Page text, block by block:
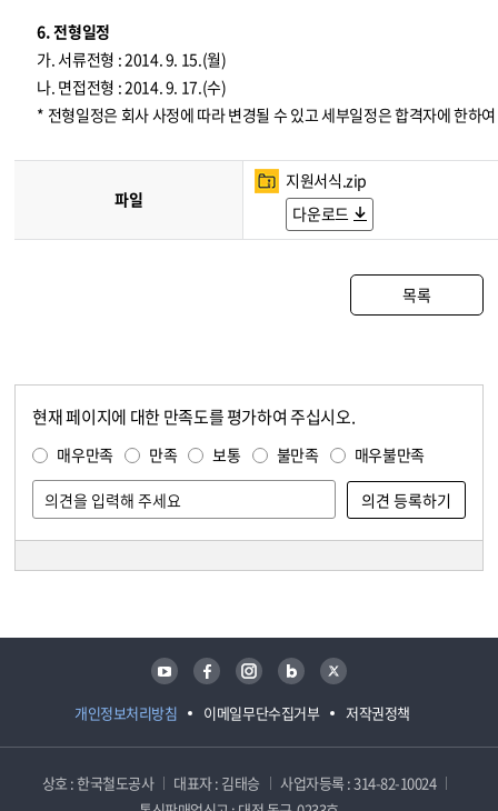
6. 전형일정
가. 서류전형 : 2014. 9. 15.(월)
나. 면접전형 : 2014. 9. 17.(수)
* 전형일정은 회사 사정에 따라 변경될 수 있고 세부일정은 합격자에 한하
파일
지원서식.zip
다운로드
목록
현재 페이지에 대한 만족도를 평가하여 주십시오.
매우만족 만족 보통 불만족 매우불만족
개인정보처리방침 이메일무단수집거부 저작권정책
유튜브 페이스북 인스타그램 블로그 트위터
상호 : 한국철도공사 대표자 : 김태승
사업자등록 : 314-82-10024